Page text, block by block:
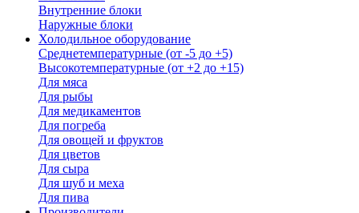
Внутренние блоки
Наружные блоки
Холодильное оборудование
Среднетемпературные (от -5 до +5)
Высокотемпературные (от +2 до +15)
Для мяса
Для рыбы
Для медикаментов
Для погреба
Для овощей и фруктов
Для цветов
Для сыра
Для шуб и меха
Для пива